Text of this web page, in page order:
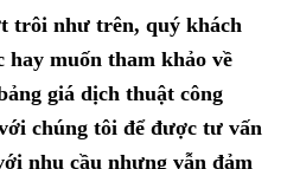
trôi như trên, quý khách
hay muốn tham khảo về
giá dịch thuật công
chúng tôi để được tư vấn
nhu cầu nhưng vẫn đảm